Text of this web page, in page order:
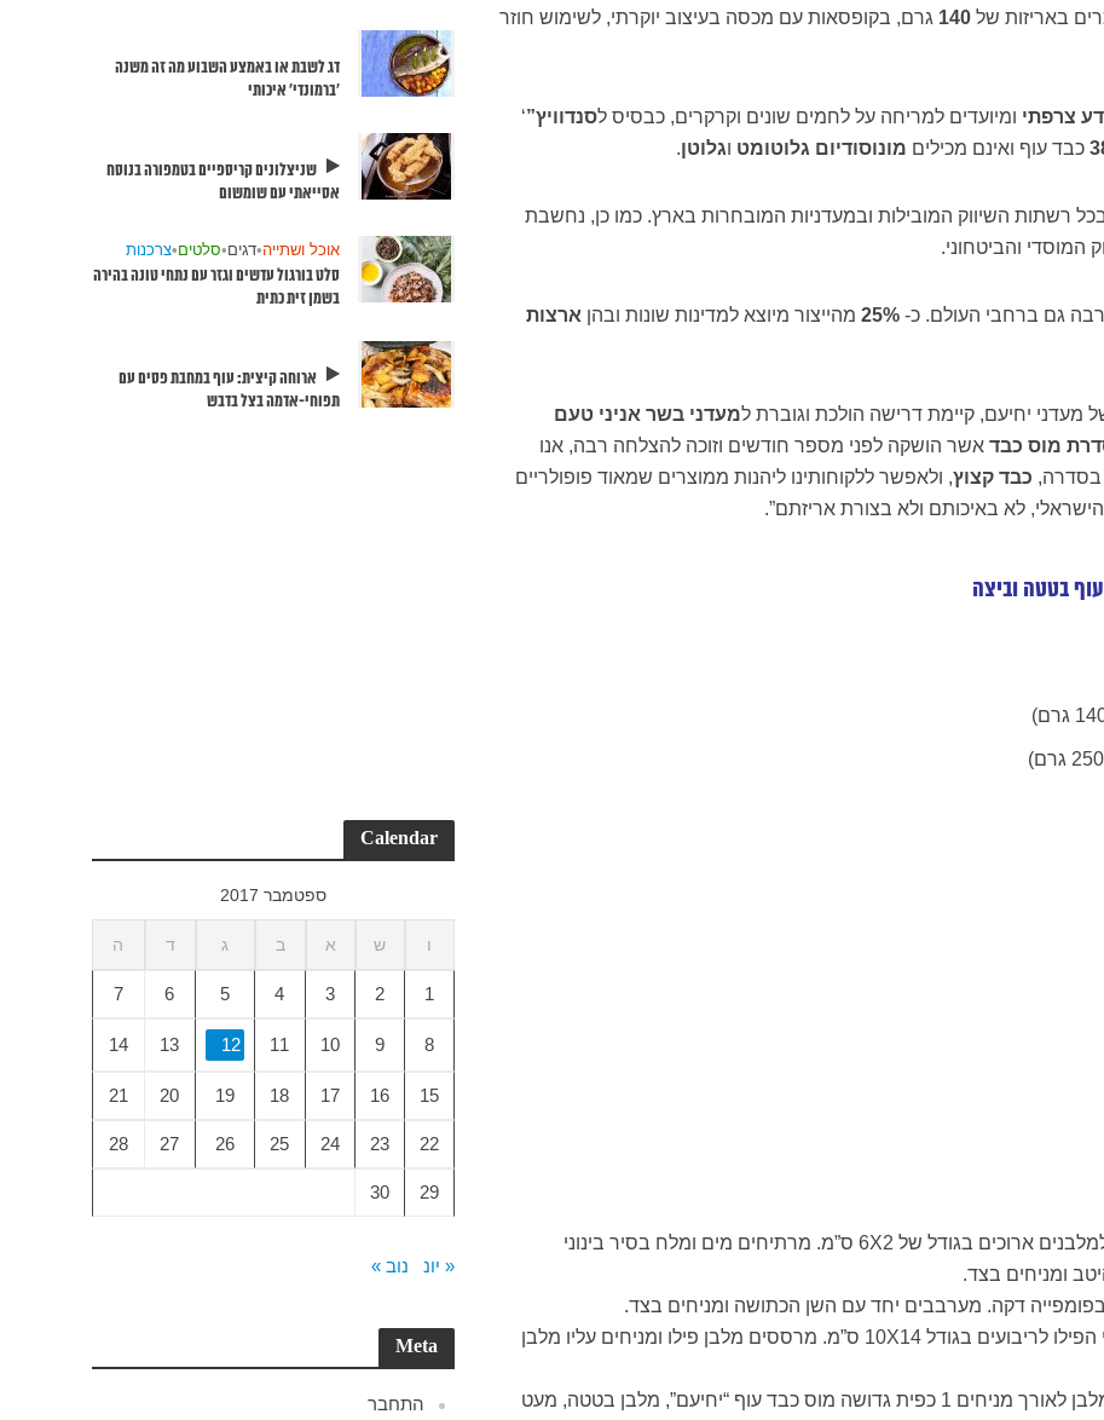
דג לשבת או באמצע השבוע מה זה משנה
‘ברמונדי’ איכותי
שניצלונים קריספיים בטמפורה בנוסח
אסייאתי עם שומשום
אוכל ושתייה•דגים•סלטים•צרכנות
סלט בורגול עדשים וגזר עם נתחי טונה בהירה
בשמן זית כתית
ארוחה קיצית: עוף במחבת פסים עם
תפוחי-אדמה בצל בדבש
Calendar
ספטמבר 2017
ו ש א ב ג ד ה
1
2
3
4
5
6
7
8
9
10
11
12
13
14
15
16
17
18
19
20
21
22
23
24
25
26
27
28
29
30
« יונ נוב »
Meta
התחבר
באריזות של140 גרם, בקופסאות עם מכסה בעיצוב יוקרתי, לשימוש חוזר
דע צרפתי ומיועדים למריחה על לחמים שונים וקרקרים, כבסיס לסנדוויץ”‘
כבד עוף ואינם מכילים מונוסודיום גלוטומט וגלוטן.
רשתות השיווק המובילות ובמעדניות המובחרות בארץ. כמו כן, נחשבת
המוסדי והביטחוני.
רבה גם ברחבי העולם. כ-25% מהייצור מיוצא למדינות שונות ובהן ארצות
מעדני יחיעם, קיימת דרישה הולכת וגוברת למעדני בשר אניני טעם
מוס כבד אשר הושקה לפני מספר חודשים וזוכה להצלחה רבה, אנו
בסדרה, כבד קצוץ, ולאפשר ללקוחותינו ליהנות ממוצרים שמאוד פופולריים
לא באיכותם ולא בצורת אריזתם”.
בטטה וביצה
1. קולפים את הבטטה וחותכים למלבנים ארוכים בגודל של 6X2 ס”מ. מרתיחים מים ומלח בסיר בינוני
ומניחים בצד.
3. להכנת הפילו: חותכים את דפי הפילו לריבועים בגודל 10X14 ס”מ. מרססים מלבן פילו ומניחים עליו מלבן
4. ממלאים בשכבות: בקצה כל מלבן לאורך מניחים 1 כפית גדושה מוס כבד עוף “יחיעם”, מלבן בטטה, מעט